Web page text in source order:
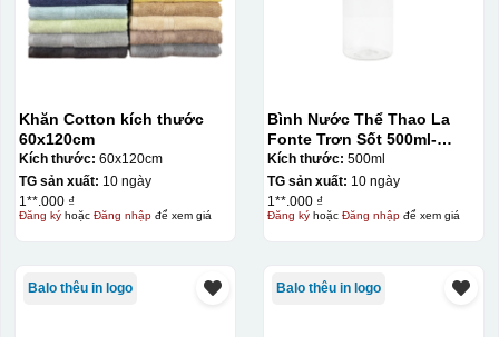
Khăn Cotton kích thước
60x120cm
Kích thước: 60x120cm
TG sản xuất: 10 ngày
1**.000 ₫
Đăng kýhoặc Đăng nhậpđể xem giá
Bình Nước Thể Thao La
Fonte Trơn Sốt 500ml-
010009
Kích thước: 500ml
TG sản xuất: 10 ngày
1**.000 ₫
Đăng kýhoặc Đăng nhậpđể xem giá
Balo thêu in logo Balo thêu in logo